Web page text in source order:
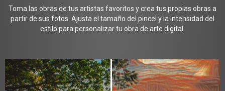
Toma las obras de tus artistas favoritos y crea tus propias obras a
partir de sus fotos. Ajusta el tamaño del pincel y la intensidad del
estilo para personalizar tu obra de arte digital.